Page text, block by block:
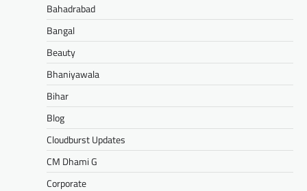
Bahadrabad
Bangal
Beauty
Bhaniyawala
Bihar
Blog
Cloudburst Updates
CM Dhami G
Corporate